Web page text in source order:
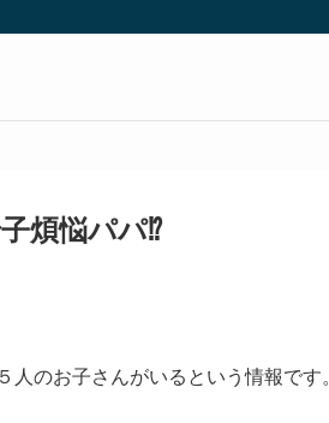
煩悩パパ⁉︎
のお子さんがいるという情報です。